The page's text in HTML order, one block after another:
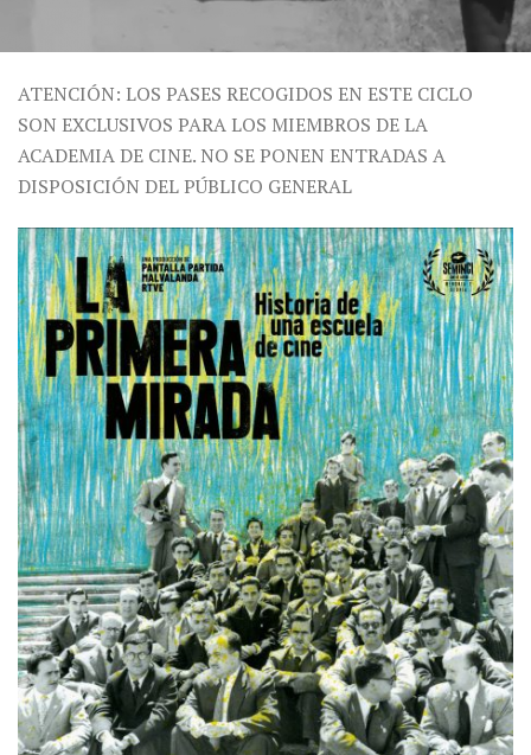
ATENCIÓN: LOS PASES RECOGIDOS EN ESTE CICLO
SON EXCLUSIVOS PARA LOS MIEMBROS DE LA
ACADEMIA DE CINE. NO SE PONEN ENTRADAS A
DISPOSICIÓN DEL PÚBLICO GENERAL